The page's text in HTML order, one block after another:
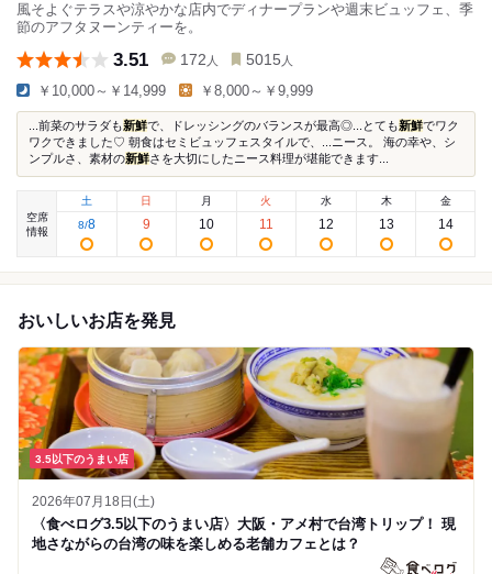
風そよぐテラスや涼やかな店内でディナープランや週末ビュッフェ、季
節のアフタヌーンティーを。
3.51 172 人 5015 人
￥10,000～￥14,999 ￥8,000～￥9,999
...前菜のサラダも新鮮で、ドレッシングのバランスが最高◎...とても新鮮でワク
ワクできました♡ 朝食はセミビュッフェスタイルで、...ニース。 海の幸や、シ
ンプルさ、素材の新鮮さを大切にしたニース料理が堪能できます...
空席
情報
土
8/8
日
9
月
10
火
11
水
12
木
13
金
14
おいしいお店を発見
3.5以下のうまい店
2026年07月18日(土)
〈食べログ3.5以下のうまい店〉大阪・アメ村で台湾トリップ！ 現
地さながらの台湾の味を楽しめる老舗カフェとは？